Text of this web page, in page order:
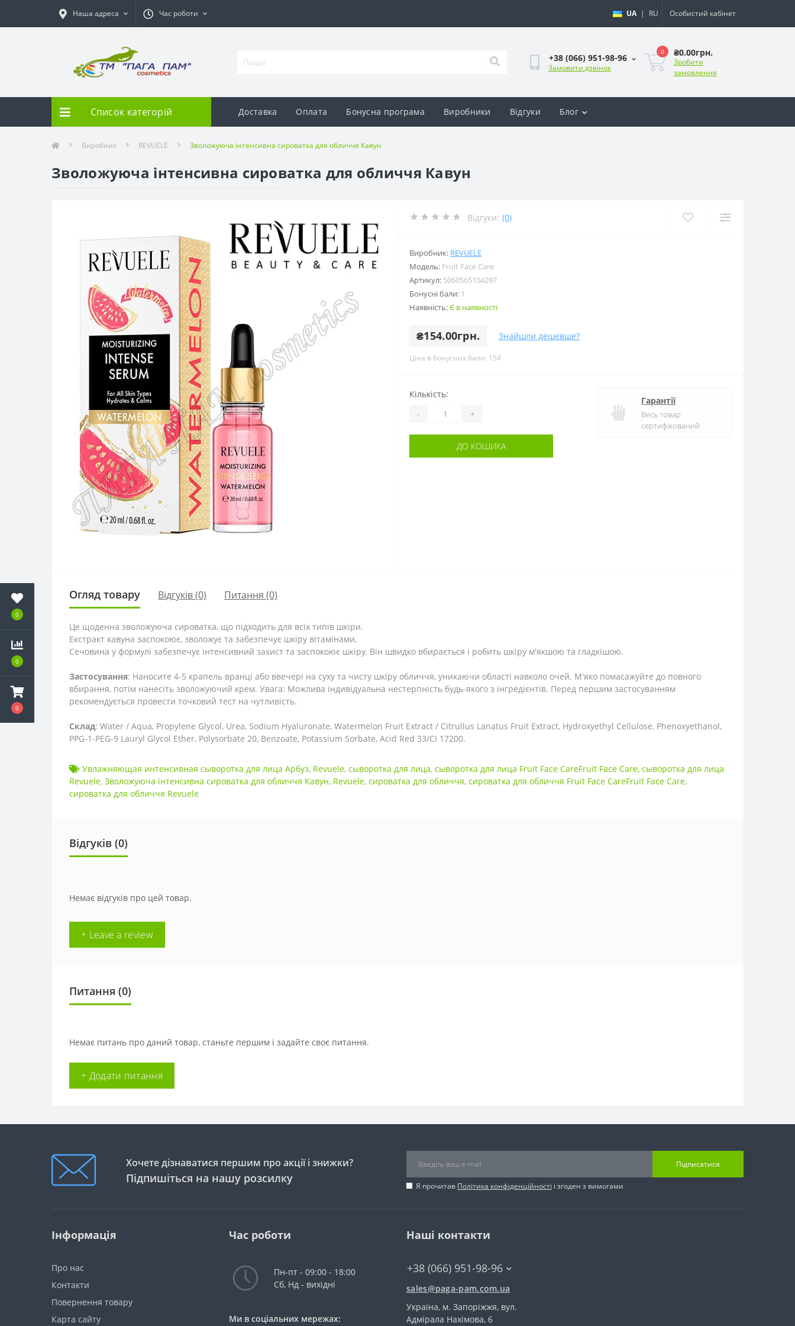
0
0
0
Наша адреса Час роботи UA | RU Особистий кабінет
+38 (066) 951-98-96
Замовити дзвінок
0 ₴0.00грн.
Зробити
замовлення
Список категорій Доставка Оплата Бонусна програма Виробники Відгуки Блог
Виробник REVUELE Зволожуюча інтенсивна сироватка для обличчя Кавун
Зволожуюча інтенсивна сироватка для обличчя Кавун
Відгуки: (0)
Виробник: REVUELE
Модель: Fruit Face Care
Артикул: 5060565104297
Бонусні бали: 1
Наявність:Є в наявності
₴154.00грн. Знайшли дешевше?
Ціна в бонусних бали: 154
Кількість:
- +
ДО КОШИКА
Гарантії
Весь товар
сертифікований
Огляд товару Відгуків (0) Питання (0)
Це щоденна зволожуюча сироватка, що підходить для всіх типів шкіри.
Екстракт кавуна заспокоює, зволожує та забезпечує шкіру вітамінами.
Сечовина у формулі забезпечує інтенсивний захист та заспокоює шкіру. Він швидко вбирається і робить шкіру м'якшою та гладкішою.
Застосування: Наносите 4-5 крапель вранці або ввечері на суху та чисту шкіру обличчя, уникаючи області навколо очей. М'яко помасажуйте до повного
вбирання, потім нанесіть зволожуючий крем. Увага: Можлива індивідуальна нестерпність будь-якого з інгредієнтів. Перед першим застосуванням
рекомендується провести точковий тест на чутливість.
Склад: Water / Aqua, Propylene Glycol, Urea, Sodium Hyaluronate, Watermelon Fruit Extract / Citrullus Lanatus Fruit Extract, Hydroxyethyl Cellulose, Phenoxyethanol,
PPG-1-PEG-9 Lauryl Glycol Ether, Polysorbate 20, Benzoate, Potassium Sorbate, Acid Red 33/CI 17200.
Увлажняющая интенсивная сыворотка для лица Арбуз, Revuele, сыворотка для лица, сыворотка для лица Fruit Face CareFruit Face Care, сыворотка для лица
Revuele, Зволожуюча інтенсивна сироватка для обличчя Кавун, Revuele, сироватка для обличчя, сироватка для обличчя Fruit Face CareFruit Face Care,
сироватка для обличчя Revuele
Відгуків (0)
Немає відгуків про цей товар.
+ Leave a review
Питання (0)
Немає питань про даний товар, станьте першим і задайте своє питання.
+ Додати питання
Хочете дізнаватися першим про акції і знижки?
Підпишіться на нашу розсилку
Підписатися
Я прочитав Політика конфіденційності і згоден з вимогами
Інформація
Про нас
Контакти
Повернення товару
Карта сайту
Час роботи
Пн-пт - 09:00 - 18:00
Сб, Нд - вихідні
Ми в соціальних мережах:
Наші контакти
+38 (066) 951-98-96
sales@paga-pam.com.ua
Україна, м. Запоріжжя, вул.
Адмірала Нахімова, 6